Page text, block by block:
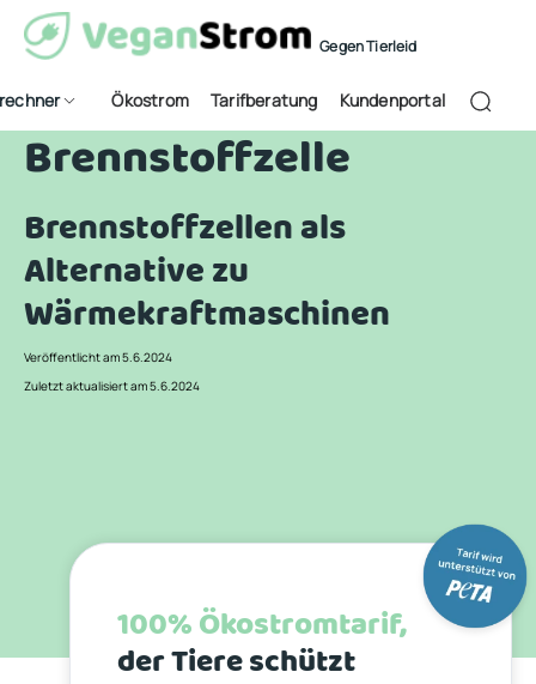
Gegen Tierleid
Ökostrom Tarifberatung Kundenportal
Brennstoffzelle
Brennstoffzellen als
Alternative zu
Wärmekraftmaschinen
Veröffentlicht am 5.6.2024
Zuletzt aktualisiert am 5.6.2024
100% Ökostromtarif,
der Tiere schützt